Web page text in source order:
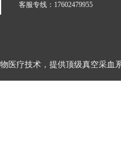
客服专线：17602479955
医疗技术，提供顶级真空采血